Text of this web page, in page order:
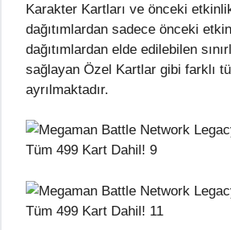
Karakter Kartları ve önceki
dağıtımlardan sadece önceki
dağıtımlardan elde edilebilen
sağlayan Özel Kartlar gibi farklı
ayrılmaktadır.